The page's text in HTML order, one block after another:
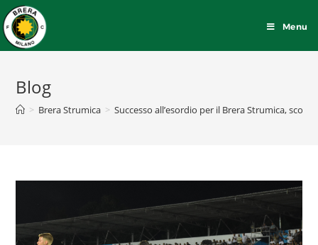
Menu
Blog
> Brera Strumica > Successo all’esordio per il Brera Strumica,